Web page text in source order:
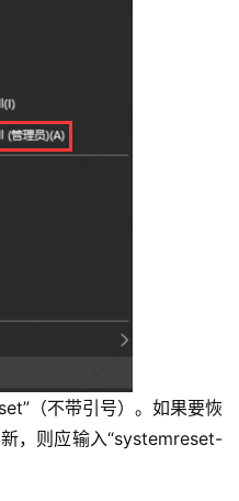
（不带引号）。如果要恢
，则应输入“systemreset-